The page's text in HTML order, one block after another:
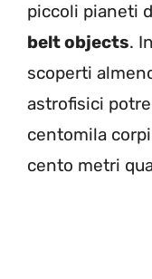
piccoli pianeti
belt objects.
scoperti
astrofisici
centomila
cento metri